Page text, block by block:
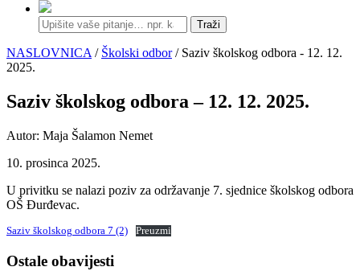
Traži
NASLOVNICA / Školski odbor/ Saziv školskog odbora - 12. 12.
2025.
Saziv školskog odbora – 12. 12. 2025.
Autor: Maja Šalamon Nemet
10. prosinca 2025.
U privitku se nalazi poziv za održavanje 7. sjednice školskog odbora
OŠ Đurđevac.
Saziv školskog odbora 7 (2) Preuzmi
Ostale obavijesti